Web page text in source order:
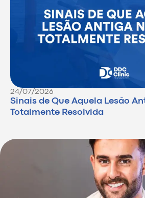
24/07/2026
Sinais de Que Aquela Lesão
Totalmente Resolvida